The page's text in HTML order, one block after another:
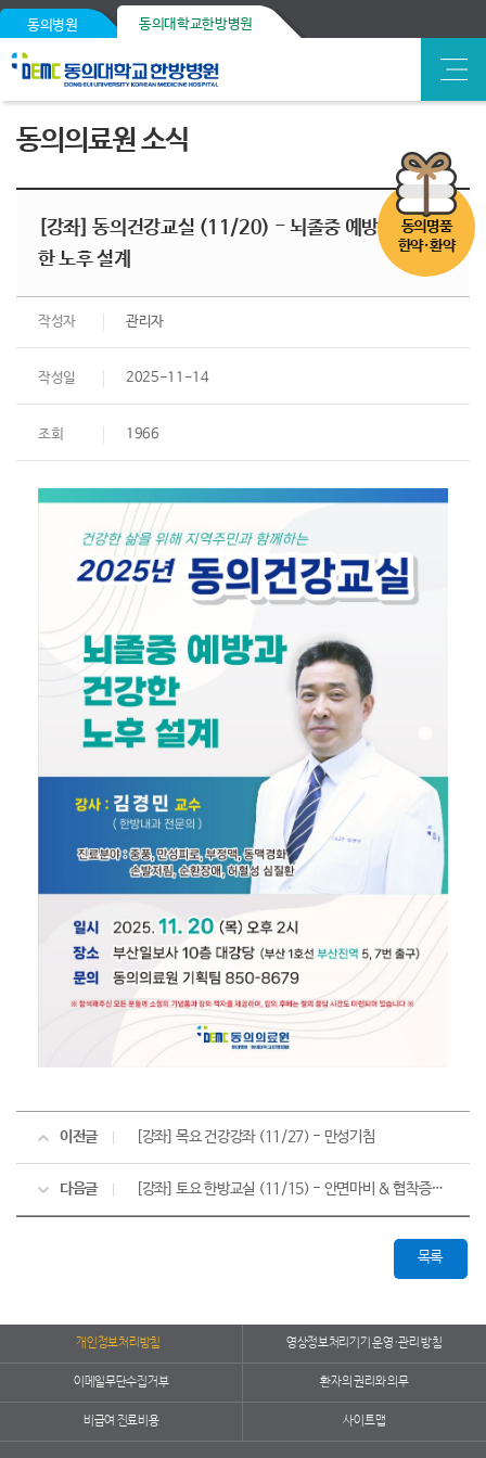
동의병원 동의대학교한방병원
동의명품
한약·환약
동의의료원 소식
[강좌] 동의건강교실 (11/20) - 뇌졸중 예방과 건강
한 노후 설계
작성자 관리자
작성일 2025-11-14
조회 1966
이전글 [강좌] 목요 건강강좌 (11/27) - 만성기침
다음글 [강좌] 토요 한방교실 (11/15) - 안면마비 & 협착증과 디스크
목록
개인정보처리방침 영상정보처리기기 운영·관리 방침
이메일무단수집거부 환자의 권리와 의무
비급여 진료비용 사이트맵